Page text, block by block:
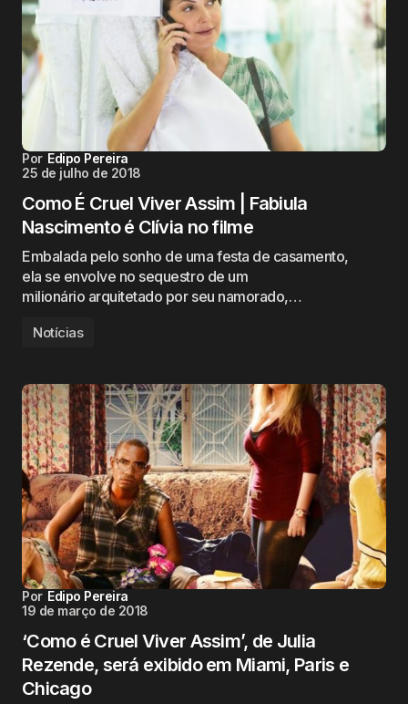
Por Edipo Pereira
25 de julho de 2018
Como É Cruel Viver Assim | Fabiula
Nascimento é Clívia no filme
Embalada pelo sonho de uma festa de casamento,
ela se envolve no sequestro de um
milionário arquitetado por seu namorado,…
Notícias
Por Edipo Pereira
19 de março de 2018
‘Como é Cruel Viver Assim’, de Julia
Rezende, será exibido em Miami, Paris e
Chicago